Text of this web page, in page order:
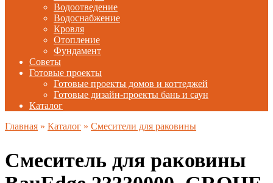
Водоотведение
Водоснабжение
Кровля
Отопление
Фундамент
Советы
Готовые проекты
Готовые проекты домов и коттеджей
Готовые дизайн-проекты бань и саун
Каталог
Главная » Каталог » Смесители для раковины
Смеситель для раковины